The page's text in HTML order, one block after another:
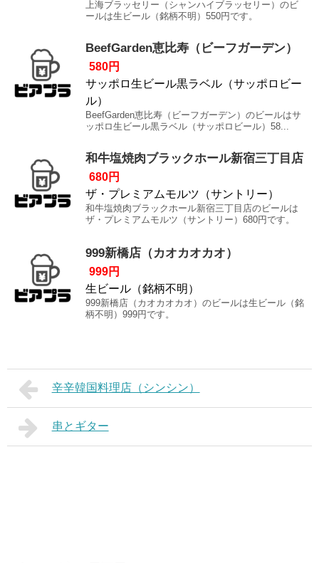
上海ブラッセリー（シャンハイブラッセリー）のビ
ールは生ビール（銘柄不明）550円です。
BeefGarden恵比寿（ビーフガーデン）
580円
サッポロ生ビール黒ラベル（サッポロビー
ル）
BeefGarden恵比寿（ビーフガーデン）のビールはサ
ッポロ生ビール黒ラベル（サッポロビール）58...
和牛塩焼肉ブラックホール新宿三丁目店
680円
ザ・プレミアムモルツ（サントリー）
和牛塩焼肉ブラックホール新宿三丁目店のビールは
ザ・プレミアムモルツ（サントリー）680円です。
999新橋店（カオカオカオ）
999円
生ビール（銘柄不明）
999新橋店（カオカオカオ）のビールは生ビール（銘
柄不明）999円です。
辛辛韓国料理店（シンシン）
串とギター